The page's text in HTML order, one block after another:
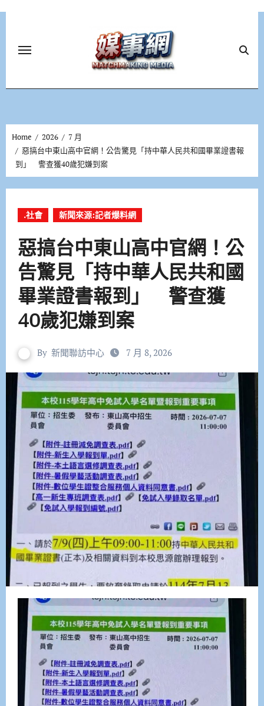
Home 2026
7 月
惡搞台中東山高中官網！公告驚見「持中華人民共和國畢業證書報
到」 警查獲40歲犯嫌到案
.社會 新聞來源:記者爆料網
惡搞台中東山高中官網！公
告驚見「持中華人民共和國
畢業證書報到」 警查獲
40歲犯嫌到案
By 新聞聯訪中心 7 月 8, 2026